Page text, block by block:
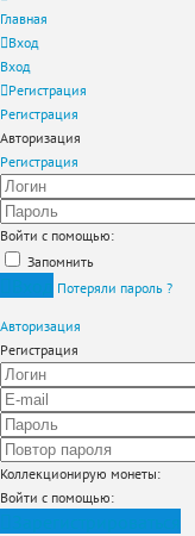
Главная
Вход
Вход
Регистрация
Регистрация
Авторизация
Регистрация
Войти с помощью:
Запомнить
Потеряли пароль ?
Авторизация
Регистрация
Коллекционирую монеты:
Войти с помощью: